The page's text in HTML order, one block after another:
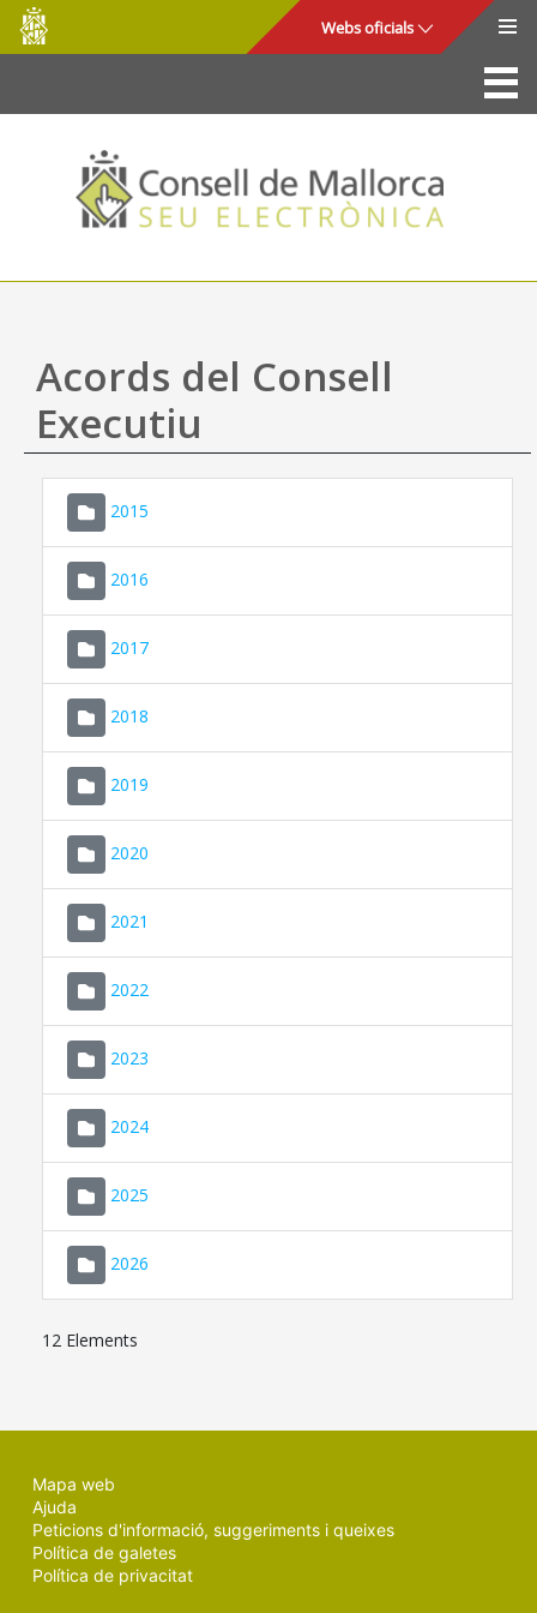
Salta al contingut principal
Consell
de
Mallorca
Webs oficials
La Seu
Consell de Mallorca
Accés i seguretat
Utilitats
Ajuda
Acords del Consell
Executiu
2015
2016
2017
2018
2019
2020
2021
2022
2023
2024
2025
2026
12 Elements
Mapa web
Ajuda
Peticions d'informació, suggeriments i queixes
Política de galetes
Política de privacitat